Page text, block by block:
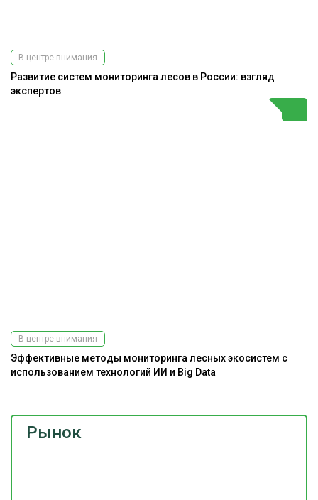
Рынок
В центре внимания
Развитие систем мониторинга лесов в России: взгляд
экспертов
В центре внимания
Эффективные методы мониторинга лесных экосистем с
использованием технологий ИИ и Big Data